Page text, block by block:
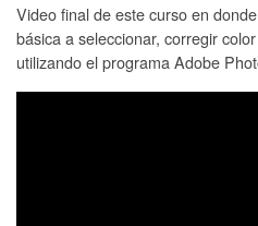
Video final de este curso en
básica a seleccionar, corregir
utilizando el programa Adobe